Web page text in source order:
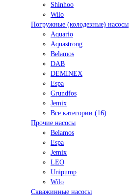
Shinhoo
Wilo
Погружные (колодезные) насосы
Aquario
Aquastrong
Belamos
DAB
DEMINEX
Espa
Grundfos
Jemix
Все категории (16)
Прочие насосы
Belamos
Espa
Jemix
LEO
Unipump
Wilo
Скважинные насосы